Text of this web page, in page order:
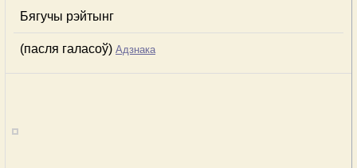
Бягучы рэйтынг
(пасля галасоў) Адзнака